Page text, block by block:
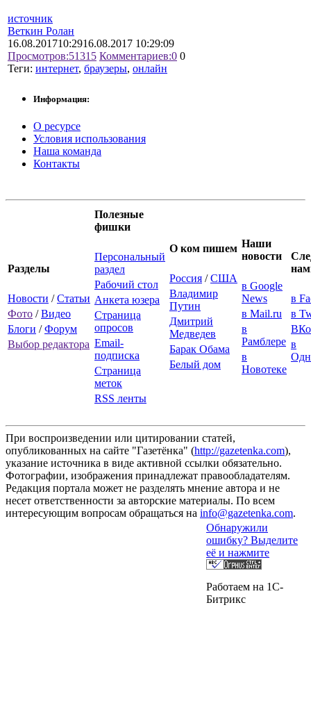
источник
Веткин Ролан
16.08.201710:2916.08.2017 10:29:09
Просмотров:51315 Комментариев:0 0
Теги: интернет, браузеры, онлайн
Информация:
О ресурсе
Условия использования
Наша команда
Контакты
Разделы
Новости /Статьи
Фото /Видео
Блоги /Форум
Выбор редактора
Полезные
фишки
Персональный
раздел
Рабочий стол
Анкета юзера
Страница
опросов
Email-
подписка
Страница
меток
RSS ленты
О ком пишем
Россия /США
Владимир
Путин
Дмитрий
Медведев
Барак Обама
Белый дом
Наши
новости
в Google
News
в Mail.ru
в
Рамблере
в
Новотеке
в
в
в
При воспроизведении или цитировании статей,
опубликованных на сайте "Газетёнка" (http://gazetenka.com),
указание источника в виде активной ссылки обязательно.
Фотографии, изображения принадлежат правообладателям.
Редакция портала может не разделять мнение автора и не
несет ответственности за авторские материалы. По всем
интересующим вопросам обращаться на info@gazetenka.com.
Обнаружили
ошибку? Выделите
её и нажмите
Работаем на 1C-
Битрикс